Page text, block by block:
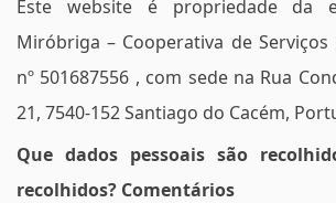
Este website é propriedade da
Miróbriga – Cooperativa de
nº 501687556 , com sede na Rua
21, 7540-152 Santiago do Cacém,
Que dados pessoais são
recolhidos? Comentários